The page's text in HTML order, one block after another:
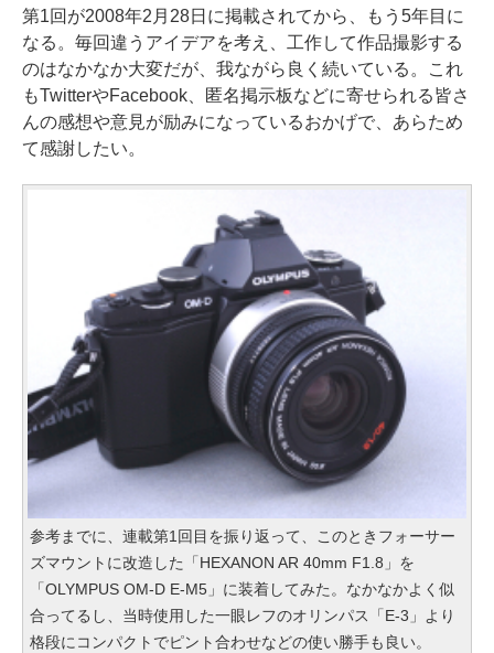
第1回が2008年2月28日に掲載されてから、もう5年目に
なる。毎回違うアイデアを考え、工作して作品撮影する
のはなかなか大変だが、我ながら良く続いている。これ
もTwitterやFacebook、匿名掲示板などに寄せられる皆さ
んの感想や意見が励みになっているおかげで、あらため
て感謝したい。
参考までに、連載第1回目を振り返って、このときフォーサー
ズマウントに改造した「HEXANON AR 40mm F1.8」を
「OLYMPUS OM-D E-M5」に装着してみた。なかなかよく似
合ってるし、当時使用した一眼レフのオリンパス「E-3」より
格段にコンパクトでピント合わせなどの使い勝手も良い。